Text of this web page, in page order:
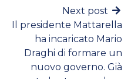
Next post
Il presidente Mattarella
ha incaricato Mario
Draghi di formare un
nuovo governo. Già